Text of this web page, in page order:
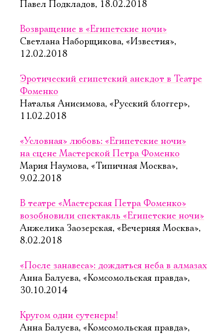
Павел Подкладов, 18.02.2018
Возвращение в «Египетские ночи»
Светлана Наборщикова, «Известия»,
12.02.2018
Эротический египетский анекдот в Театре
Фоменко
Наталья Анисимова, «Русский блоггер»,
11.02.2018
«Условная» любовь: «Египетские ночи»
на сцене Мастерской Петра Фоменко
Мария Наумова, «Типичная Москва»,
9.02.2018
В театре «Мастерская Петра Фоменко»
возобновили спектакль «Египетские ночи»
Анжелика Заозерская, «Вечерняя Москва»,
8.02.2018
«После занавеса»: дождаться неба в алмазах
Анна Балуева, «Комсомольская правда»,
30.10.2014
Кругом одни сутенеры!
Анна Балуева, «Комсомольская правда»,